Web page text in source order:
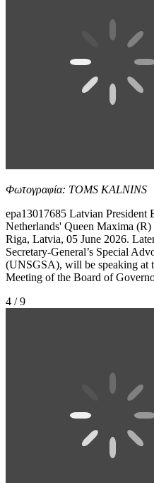
Φωτογραφία: TOMS KALNINS
epa13017685 Latvian President
Netherlands' Queen Maxima
Riga, Latvia, 05 June 2026.
Secretary-General’s Special
(UNSGSA), will be speaking at
Meeting of the Board of
4 / 9